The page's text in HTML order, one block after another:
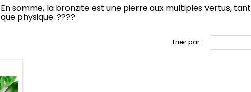
En somme, la bronzite est une pierre aux multiples vertus,
que physique. ????
Trier par :